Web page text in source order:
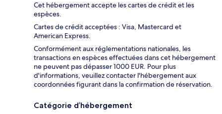
Cet hébergement accepte les cartes de crédit et les
espèces.
Cartes de crédit acceptées : Visa, Mastercard et
American Express.
Conformément aux réglementations nationales, les
transactions en espèces effectuées dans cet hébergement
ne peuvent pas dépasser 1000 EUR. Pour plus
d'informations, veuillez contacter l'hébergement aux
coordonnées figurant dans la confirmation de réservation.
Catégorie d’hébergement